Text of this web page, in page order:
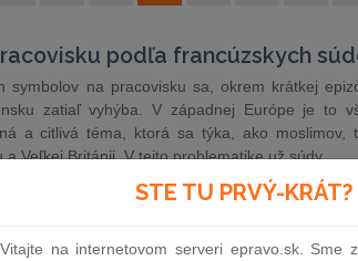
podľa francúzskych
symbolov na pracovisku sa, okrem krátkej
zatiaľ vyhýba. V západnej Európe je to
a citlivá téma, ktorá sa týka, ako moslimov,
a Veľkej Británii. V tejto problematike už súdy…
& PARTNERS )STE TU PRVÝ-KRÁT?
Vitajte na internetovom serveri epravo.sk. Sme